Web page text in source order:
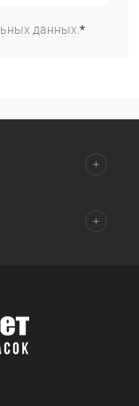
данных.*